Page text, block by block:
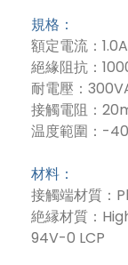
規格：
額定電流：
絕緣阻抗：
耐電壓：
接觸電阻：
温度範圍：-
材料：
接觸端材質：
絶縁材質：
94V-0 LCP